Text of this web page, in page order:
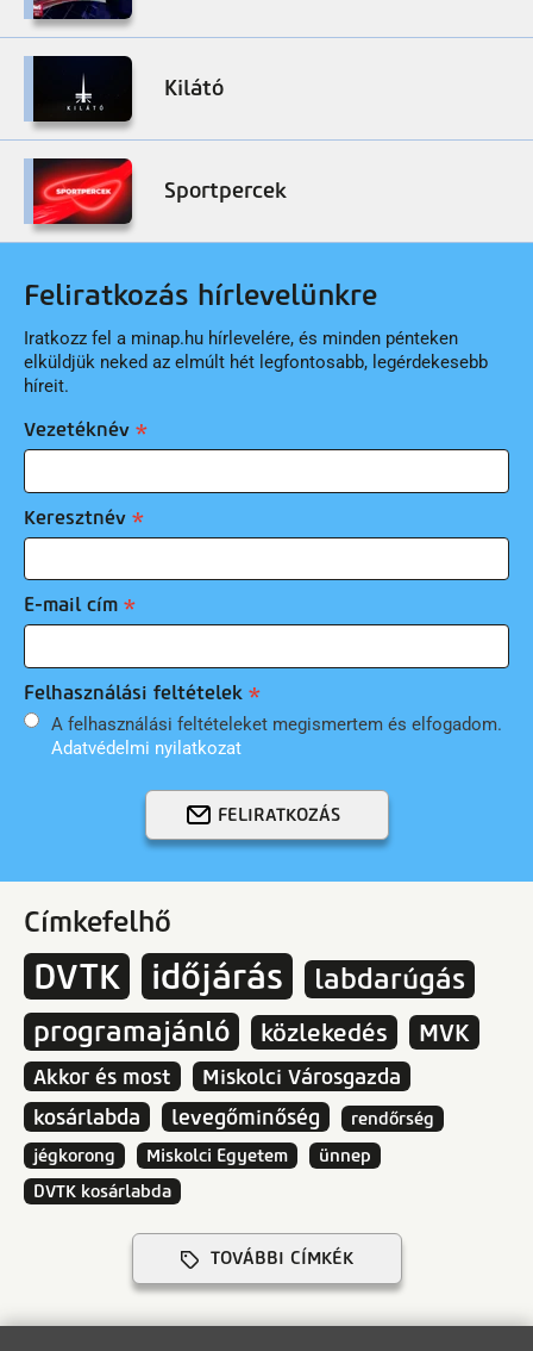
Kilátó
Sportpercek
Feliratkozás hírlevelünkre
Iratkozz fel a minap.hu hírlevelére, és minden pénteken
elküldjük neked az elmúlt hét legfontosabb, legérdekesebb
híreit.
Vezetéknév
Keresztnév
E-mail cím
Felhasználási feltételek
A felhasználási feltételeket megismertem és elfogadom.
Adatvédelmi nyilatkozat
FELIRATKOZÁS
Címkefelhő
DVTK időjárás
labdarúgás
programajánló
közlekedés MVK
Akkor és most
Miskolci Városgazda
kosárlabda
levegőminőség
rendőrség
jégkorong
Miskolci Egyetem
ünnep
DVTK kosárlabda
TOVÁBBI CÍMKÉK